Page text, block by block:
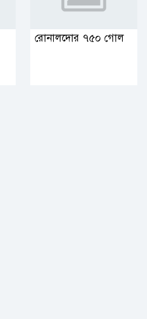
রোনালদোর ৭৫০ গোল